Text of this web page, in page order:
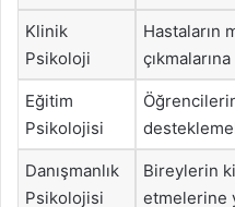
Klinik
Psikoloji
Hastaların
Eğitim
Psikolojisi
Danışmanlık
Psikolojisi
Bireylerin
etmelerine